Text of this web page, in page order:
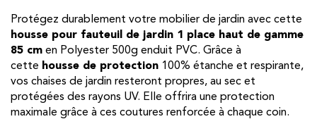
Protégez durablement votre mobilier de jardin avec cette
housse pour fauteuil de jardin 1 place haut de gamme
85 cm en Polyester 500g enduit PVC. Grâce à
cette housse de protection 100% étanche et respirante,
vos chaises de jardin resteront propres, au sec et
protégées des rayons UV. Elle offrira une protection
maximale grâce à ces coutures renforcée à chaque coin.